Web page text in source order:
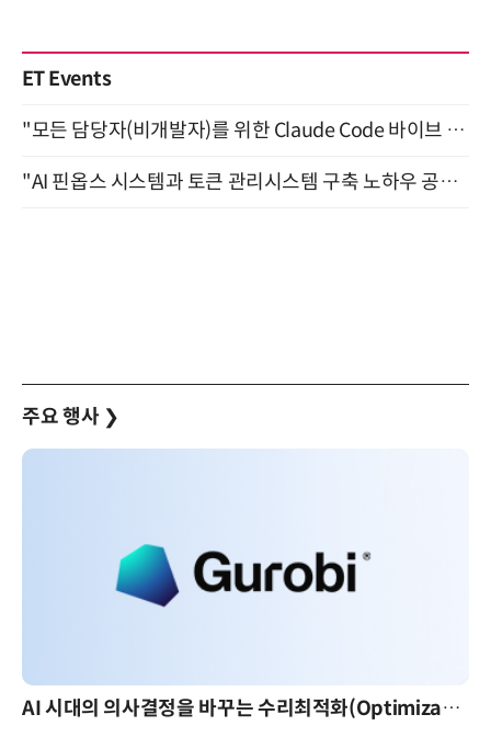
ET Events
"모든 담당자(비개발자)를 위한 Claude Code 바이브 코딩 2-day 부트캠프" 9월 16~17일 개최
"AI 핀옵스 시스템과 토큰 관리시스템 구축 노하우 공개" 잠실 한국광고문화회관 2층 대회의실 (8/21)
주요 행사 ❯
AI 시대의 의사결정을 바꾸는 수리최적화(Optimization): 실제 산업 적용 사례와 활용 전략